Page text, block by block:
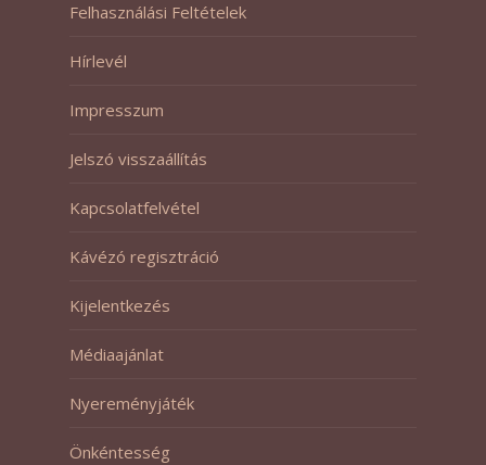
Felhasználási Feltételek
Hírlevél
Impresszum
Jelszó visszaállítás
Kapcsolatfelvétel
Kávézó regisztráció
Kijelentkezés
Médiaajánlat
Nyereményjáték
Önkéntesség